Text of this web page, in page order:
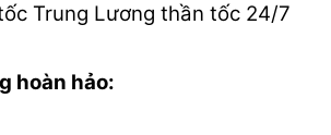
Trung Lương thần tốc 24/7
hoàn hảo: